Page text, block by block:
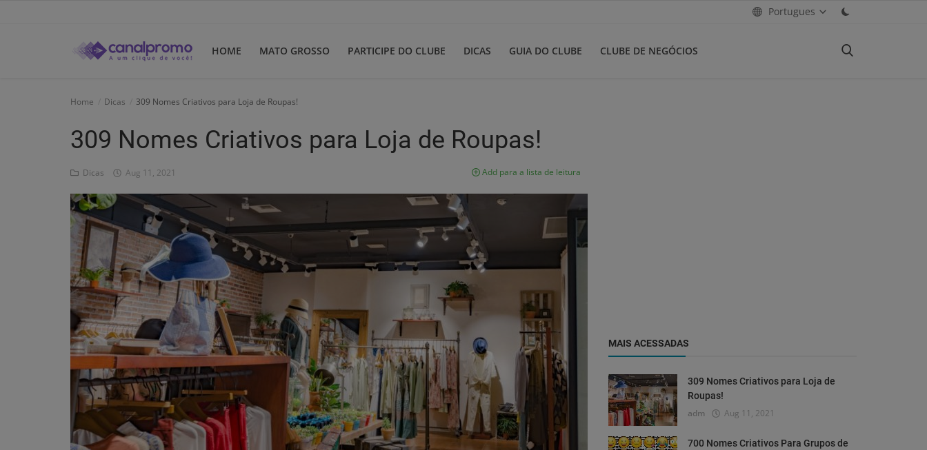
Portugues
HOME MATO GROSSO PARTICIPE DO CLUBE DICAS GUIA DO CLUBE CLUBE DE NEGÓCIOS
Mato Grosso
Guia do Clube
Clube de Negócios
Home Dicas 309 Nomes Criativos para Loja de Roupas!
309 Nomes Criativos para Loja de Roupas!
Dicas Aug 11, 2021 Add para a lista de leitura
MAIS ACESSADAS
309 Nomes Criativos para Loja de
Roupas!
adm Aug 11, 2021
700 Nomes Criativos Para Grupos de